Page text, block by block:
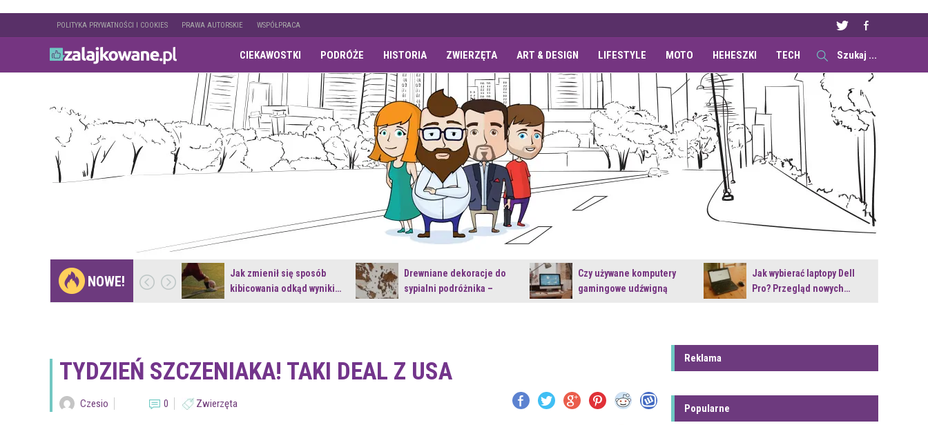
POLITYKA PRYWATNOŚCI I COOKIES PRAWA AUTORSKIE WSPÓŁPRACA
CIEKAWOSTKI PODRÓŻE HISTORIA ZWIERZĘTA ART & DESIGN LIFESTYLE MOTO HEHESZKI TECH
NOWE!
Gdzie pojechać na
weekend z naturą w…
Jak zmienił się sposób
kibicowania odkąd wyniki…
Drewniane dekoracje do
sypialni podróżnika –
Czy używane komputery
gamingowe udźwigną
Jak wybierać laptopy Dell
Pro? Przegląd nowych…
TYDZIEŃ SZCZENIAKA! TAKI DEAL Z USA
Czesio 0 Zwierzęta
Reklama
Popularne